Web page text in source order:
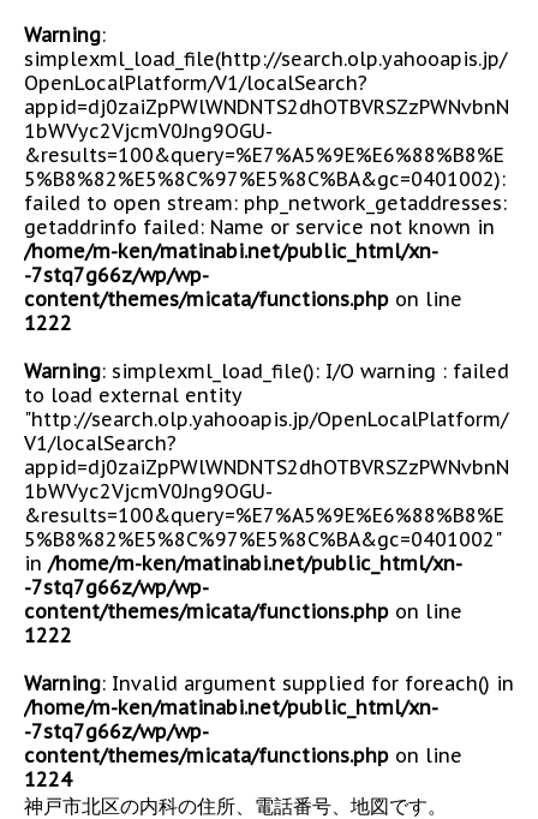
Warning:
simplexml_load_file(http://search.olp.yahooapis.jp/
OpenLocalPlatform/V1/localSearch?
appid=dj0zaiZpPWlWNDNTS2dhOTBVRSZzPWNvbnN
1bWVyc2VjcmV0Jng9OGU-
&results=100&query=%E7%A5%9E%E6%88%B8%E
5%B8%82%E5%8C%97%E5%8C%BA&gc=0401002):
failed to open stream: php_network_getaddresses:
getaddrinfo failed: Name or service not known in
/home/m-ken/matinabi.net/public_html/xn-
-7stq7g66z/wp/wp-
content/themes/micata/functions.php on line
1222
Warning: simplexml_load_file(): I/O warning : failed
to load external entity
"http://search.olp.yahooapis.jp/OpenLocalPlatform/
V1/localSearch?
appid=dj0zaiZpPWlWNDNTS2dhOTBVRSZzPWNvbnN
1bWVyc2VjcmV0Jng9OGU-
&results=100&query=%E7%A5%9E%E6%88%B8%E
5%B8%82%E5%8C%97%E5%8C%BA&gc=0401002"
in /home/m-ken/matinabi.net/public_html/xn-
-7stq7g66z/wp/wp-
content/themes/micata/functions.php on line
1222
Warning: Invalid argument supplied for foreach() in
/home/m-ken/matinabi.net/public_html/xn-
-7stq7g66z/wp/wp-
content/themes/micata/functions.php on line
1224
神戸市北区の内科の住所、電話番号、地図です。